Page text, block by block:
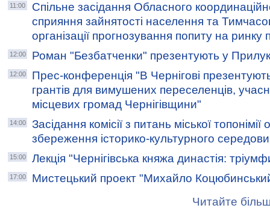
11:00
Спільне засідання Обласного
сприяння зайнятості населення та
організації прогнозування попиту на ринку
12:00 Роман "Безбатченки" презентують у
12:00
Прес-конференція "В Чернігові
грантів для вимушених переселенців,
місцевих громад Чернігівщини"
14:00
Засідання комісії з питань міської
збереження історико-культурного
15:00 Лекція "Чернігівська княжа династія:
17:00
Мистецький проект "Михайло
Читайте